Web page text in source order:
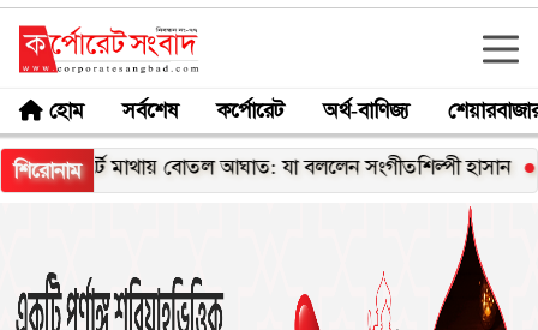
হোম সর্বশেষ কর্পোরেট অর্থ-বাণিজ্য
শিরোনাম
মাথায় বোতল আঘাত: যা বললেন সংগীতশিল্পী হাসান